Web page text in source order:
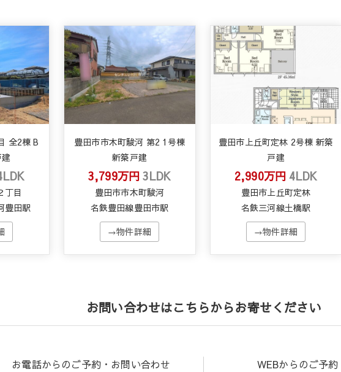
全2棟 B
丁目
豊田駅
豊田市市木町駿河 第2 1号棟
新築戸建
3,799万円3LDK
豊田市市木町駿河
名鉄豊田線豊田市駅
→物件詳細
豊田市上丘町定林 2号棟 新築
戸建
2,990万円4LDK
豊田市上丘町定林
名鉄三河線土橋駅
→物件詳細
お問い合わせはこちらからお寄せください
お電話からのご予約・お問い合わせ WEBからのご予